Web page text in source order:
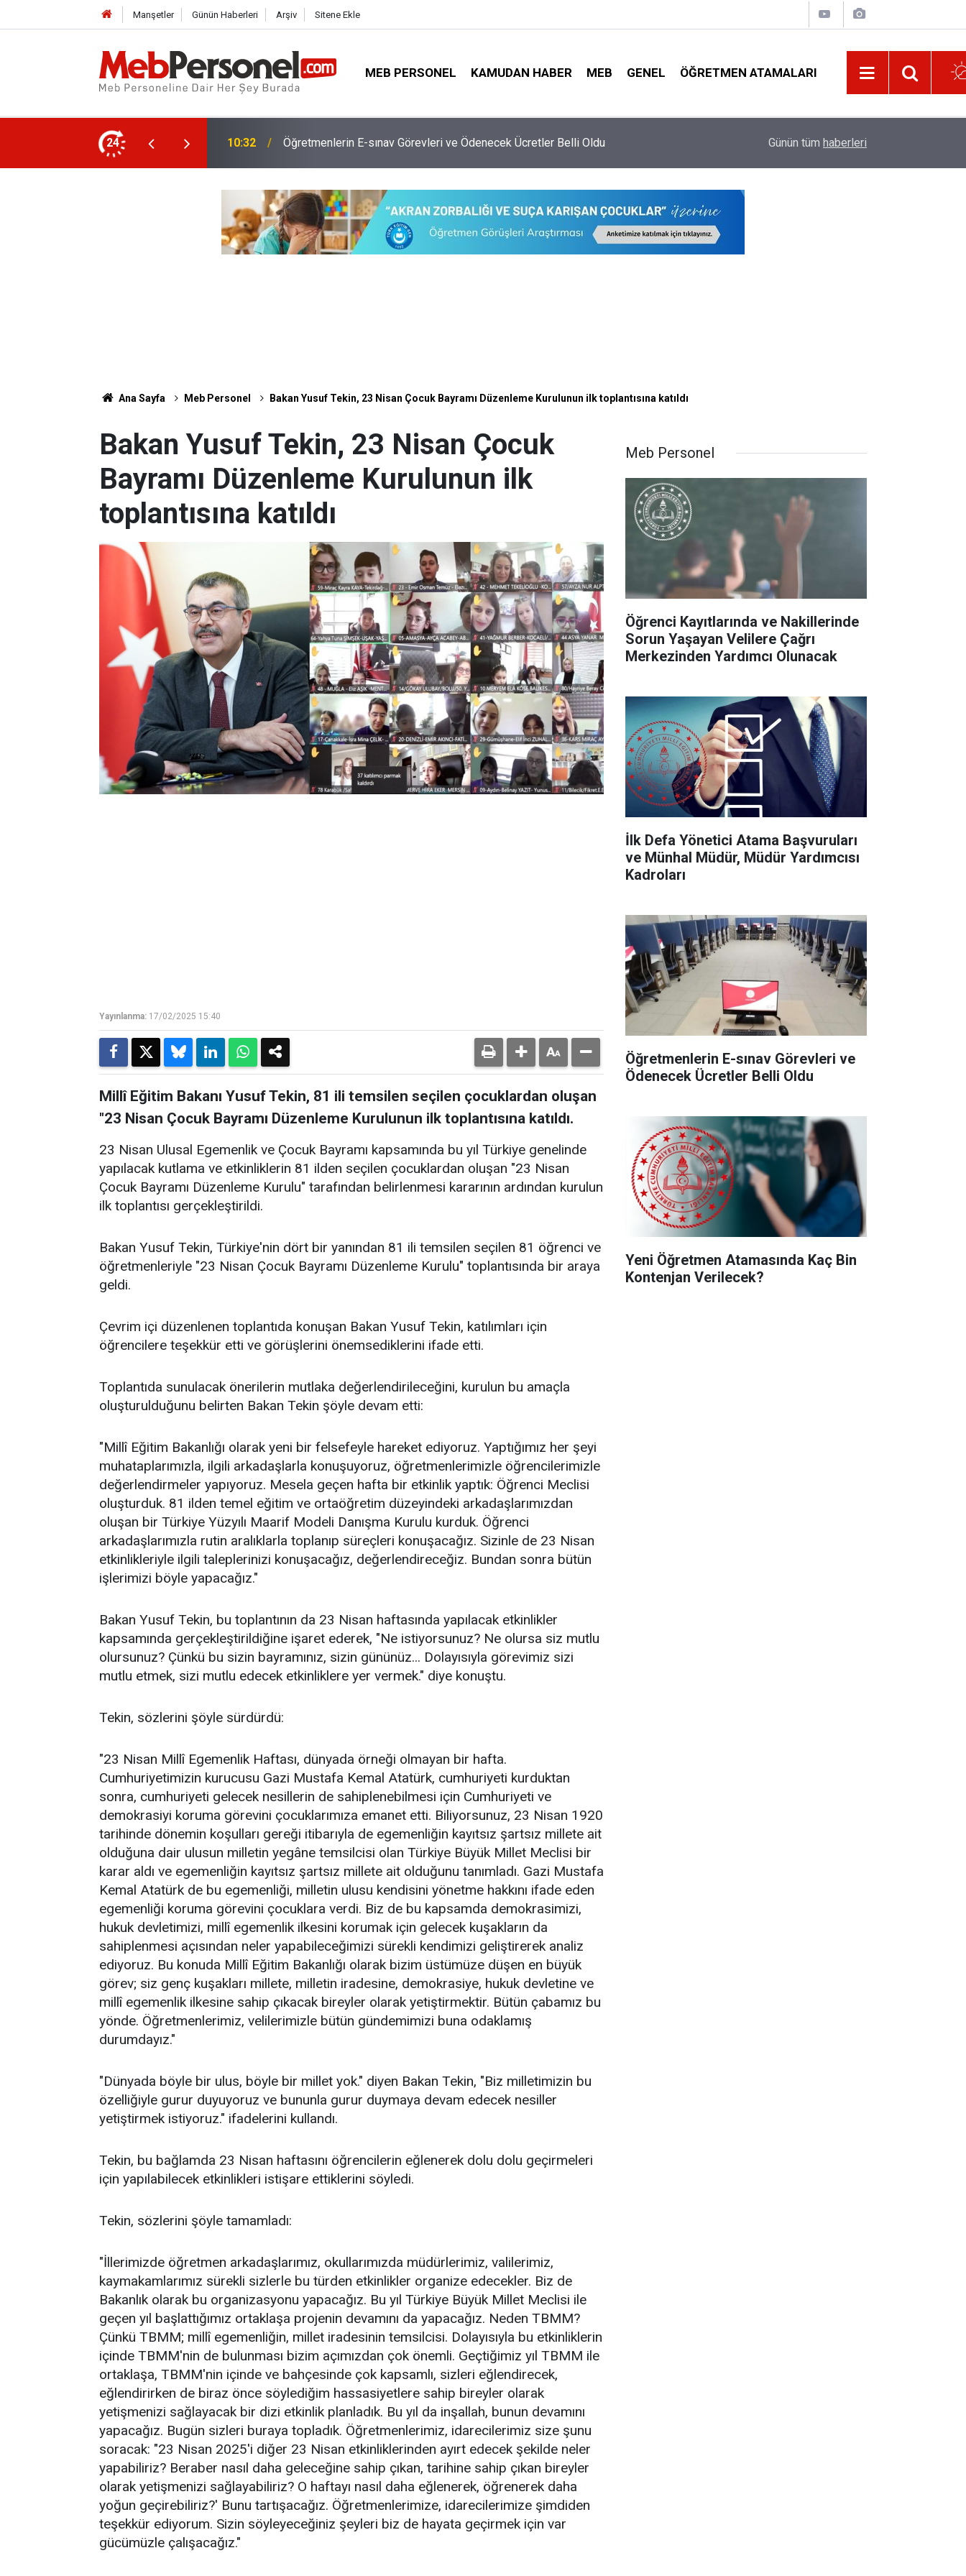
Manşetler Günün Haberleri Arşiv Sitene Ekle
MEB PERSONEL KAMUDAN HABER MEB GENEL ÖĞRETMEN ATAMALARI
24
Ödenecek Ücretler Belli Oldu 10:02 Yeni Öğretmen Atamasında Kaç Bin Kontenjan Verilecek? O İşlem Yapılmazsa Öğretmenlerin Özür
Günün tüm haberleri
Ana Sayfa Meb Personel Bakan Yusuf Tekin, 23 Nisan Çocuk Bayramı Düzenleme Kurulunun ilk toplantısına katıldı
Bakan Yusuf Tekin, 23 Nisan Çocuk
Bayramı Düzenleme Kurulunun ilk
toplantısına katıldı
Yayınlanma: 17/02/2025 15:40
Millî Eğitim Bakanı Yusuf Tekin, 81 ili temsilen seçilen çocuklardan oluşan
"23 Nisan Çocuk Bayramı Düzenleme Kurulunun ilk toplantısına katıldı.
23 Nisan Ulusal Egemenlik ve Çocuk Bayramı kapsamında bu yıl Türkiye genelinde
yapılacak kutlama ve etkinliklerin 81 ilden seçilen çocuklardan oluşan "23 Nisan
Çocuk Bayramı Düzenleme Kurulu" tarafından belirlenmesi kararının ardından kurulun
ilk toplantısı gerçekleştirildi.
Bakan Yusuf Tekin, Türkiye'nin dört bir yanından 81 ili temsilen seçilen 81 öğrenci ve
öğretmenleriyle "23 Nisan Çocuk Bayramı Düzenleme Kurulu" toplantısında bir araya
geldi.
Çevrim içi düzenlenen toplantıda konuşan Bakan Yusuf Tekin, katılımları için
öğrencilere teşekkür etti ve görüşlerini önemsediklerini ifade etti.
Toplantıda sunulacak önerilerin mutlaka değerlendirileceğini, kurulun bu amaçla
oluşturulduğunu belirten Bakan Tekin şöyle devam etti:
"Millî Eğitim Bakanlığı olarak yeni bir felsefeyle hareket ediyoruz. Yaptığımız her şeyi
muhataplarımızla, ilgili arkadaşlarla konuşuyoruz, öğretmenlerimizle öğrencilerimizle
değerlendirmeler yapıyoruz. Mesela geçen hafta bir etkinlik yaptık: Öğrenci Meclisi
oluşturduk. 81 ilden temel eğitim ve ortaöğretim düzeyindeki arkadaşlarımızdan
oluşan bir Türkiye Yüzyılı Maarif Modeli Danışma Kurulu kurduk. Öğrenci
arkadaşlarımızla rutin aralıklarla toplanıp süreçleri konuşacağız. Sizinle de 23 Nisan
etkinlikleriyle ilgili taleplerinizi konuşacağız, değerlendireceğiz. Bundan sonra bütün
işlerimizi böyle yapacağız."
Bakan Yusuf Tekin, bu toplantının da 23 Nisan haftasında yapılacak etkinlikler
kapsamında gerçekleştirildiğine işaret ederek, "Ne istiyorsunuz? Ne olursa siz mutlu
olursunuz? Çünkü bu sizin bayramınız, sizin gününüz... Dolayısıyla görevimiz sizi
mutlu etmek, sizi mutlu edecek etkinliklere yer vermek." diye konuştu.
Tekin, sözlerini şöyle sürdürdü:
"23 Nisan Millî Egemenlik Haftası, dünyada örneği olmayan bir hafta.
Cumhuriyetimizin kurucusu Gazi Mustafa Kemal Atatürk, cumhuriyeti kurduktan
sonra, cumhuriyeti gelecek nesillerin de sahiplenebilmesi için Cumhuriyeti ve
demokrasiyi koruma görevini çocuklarımıza emanet etti. Biliyorsunuz, 23 Nisan 1920
tarihinde dönemin koşulları gereği itibarıyla de egemenliğin kayıtsız şartsız millete ait
olduğuna dair ulusun milletin yegâne temsilcisi olan Türkiye Büyük Millet Meclisi bir
karar aldı ve egemenliğin kayıtsız şartsız millete ait olduğunu tanımladı. Gazi Mustafa
Kemal Atatürk de bu egemenliği, milletin ulusu kendisini yönetme hakkını ifade eden
egemenliği koruma görevini çocuklara verdi. Biz de bu kapsamda demokrasimizi,
hukuk devletimizi, millî egemenlik ilkesini korumak için gelecek kuşakların da
sahiplenmesi açısından neler yapabileceğimizi sürekli kendimizi geliştirerek analiz
ediyoruz. Bu konuda Millî Eğitim Bakanlığı olarak bizim üstümüze düşen en büyük
görev; siz genç kuşakları millete, milletin iradesine, demokrasiye, hukuk devletine ve
millî egemenlik ilkesine sahip çıkacak bireyler olarak yetiştirmektir. Bütün çabamız bu
yönde. Öğretmenlerimiz, velilerimizle bütün gündemimizi buna odaklamış
durumdayız."
"Dünyada böyle bir ulus, böyle bir millet yok." diyen Bakan Tekin, "Biz milletimizin bu
özelliğiyle gurur duyuyoruz ve bununla gurur duymaya devam edecek nesiller
yetiştirmek istiyoruz." ifadelerini kullandı.
Tekin, bu bağlamda 23 Nisan haftasını öğrencilerin eğlenerek dolu dolu geçirmeleri
için yapılabilecek etkinlikleri istişare ettiklerini söyledi.
Tekin, sözlerini şöyle tamamladı:
"İllerimizde öğretmen arkadaşlarımız, okullarımızda müdürlerimiz, valilerimiz,
kaymakamlarımız sürekli sizlerle bu türden etkinlikler organize edecekler. Biz de
Bakanlık olarak bu organizasyonu yapacağız. Bu yıl Türkiye Büyük Millet Meclisi ile
geçen yıl başlattığımız ortaklaşa projenin devamını da yapacağız. Neden TBMM?
Çünkü TBMM; millî egemenliğin, millet iradesinin temsilcisi. Dolayısıyla bu etkinliklerin
içinde TBMM'nin de bulunması bizim açımızdan çok önemli. Geçtiğimiz yıl TBMM ile
ortaklaşa, TBMM'nin içinde ve bahçesinde çok kapsamlı, sizleri eğlendirecek,
eğlendirirken de biraz önce söylediğim hassasiyetlere sahip bireyler olarak
yetişmenizi sağlayacak bir dizi etkinlik planladık. Bu yıl da inşallah, bunun devamını
yapacağız. Bugün sizleri buraya topladık. Öğretmenlerimiz, idarecilerimiz size şunu
soracak: "23 Nisan 2025'i diğer 23 Nisan etkinliklerinden ayırt edecek şekilde neler
yapabiliriz? Beraber nasıl daha geleceğine sahip çıkan, tarihine sahip çıkan bireyler
olarak yetişmenizi sağlayabiliriz? O haftayı nasıl daha eğlenerek, öğrenerek daha
yoğun geçirebiliriz?' Bunu tartışacağız. Öğretmenlerimize, idarecilerimize şimdiden
teşekkür ediyorum. Sizin söyleyeceğiniz şeyleri biz de hayata geçirmek için var
gücümüzle çalışacağız."
Meb Personel
Öğrenci Kayıtlarında ve Nakillerinde
Sorun Yaşayan Velilere Çağrı
Merkezinden Yardımcı Olunacak
İlk Defa Yönetici Atama Başvuruları
ve Münhal Müdür, Müdür Yardımcısı
Kadroları
Öğretmenlerin E-sınav Görevleri ve
Ödenecek Ücretler Belli Oldu
Yeni Öğretmen Atamasında Kaç Bin
Kontenjan Verilecek?